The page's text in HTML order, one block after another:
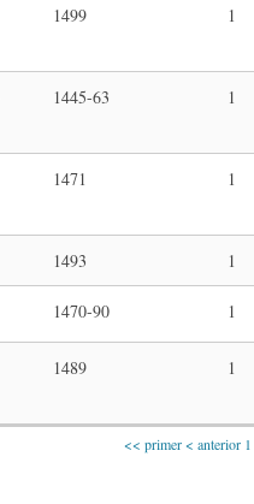
1499 1
1445-63 1
1471 1
1493 1
1470-90 1
1489 1
<< primer< anterior 1